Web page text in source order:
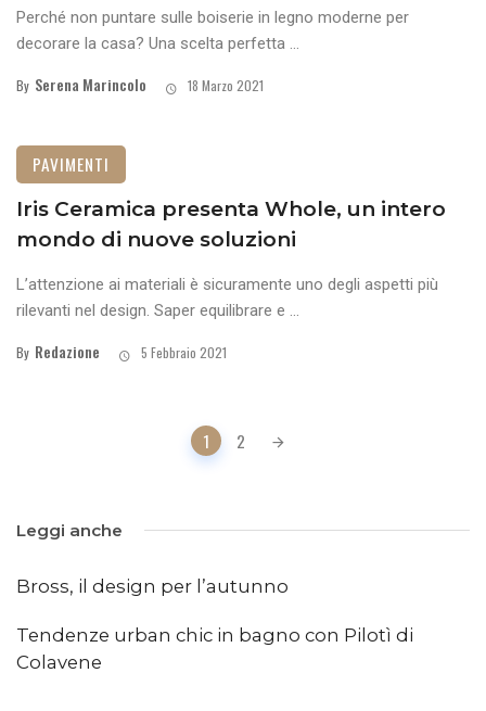
Perché non puntare sulle boiserie in legno moderne per
decorare la casa? Una scelta perfetta ...
By Serena Marincolo 18 Marzo 2021
PAVIMENTI
Iris Ceramica presenta Whole, un intero
mondo di nuove soluzioni
L’attenzione ai materiali è sicuramente uno degli aspetti più
rilevanti nel design. Saper equilibrare e ...
By Redazione 5 Febbraio 2021
1 2
Leggi anche
Bross, il design per l’autunno
Tendenze urban chic in bagno con Pilotì di
Colavene